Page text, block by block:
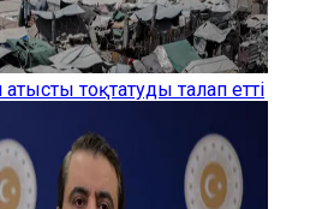
тоқтатуды талап етті